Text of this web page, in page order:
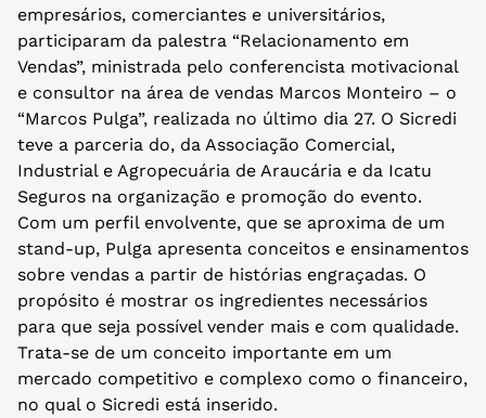
empresários, comerciantes e universitários,
participaram da palestra “Relacionamento em
Vendas”, ministrada pelo conferencista motivacional
e consultor na área de vendas Marcos Monteiro – o
“Marcos Pulga”, realizada no último dia 27. O Sicredi
teve a parceria do, da Associação Comercial,
Industrial e Agropecuária de Araucária e da Icatu
Seguros na organização e promoção do evento.
Com um perfil envolvente, que se aproxima de um
stand-up, Pulga apresenta conceitos e ensinamentos
sobre vendas a partir de histórias engraçadas. O
propósito é mostrar os ingredientes necessários
para que seja possível vender mais e com qualidade.
Trata-se de um conceito importante em um
mercado competitivo e complexo como o financeiro,
no qual o Sicredi está inserido.